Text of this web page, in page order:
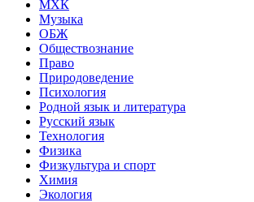
МХК
Музыка
ОБЖ
Обществознание
Право
Природоведение
Психология
Родной язык и литература
Русский язык
Технология
Физика
Физкультура и спорт
Химия
Экология